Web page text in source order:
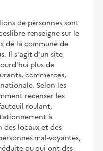
de personnes sont
renseigne sur le
de la commune de
Il s'agit d'un site
plus de
commerces,
Selon les
recenser les
roulant,
à
locaux et des
mal-voyantes,
ou qui ont des